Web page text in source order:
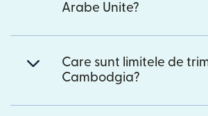
Arabe Unite?
Care sunt limitele de
Cambodgia?